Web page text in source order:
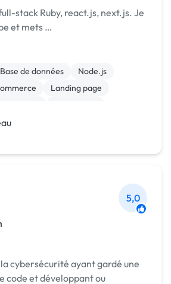
stack Ruby, react.js, next.js. Je
et mets …
Base de données
Node.js
Landing page
3D
5,0
cybersécurité ayant gardé une
code et développant ou